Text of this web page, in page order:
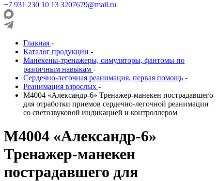
+7 931 230 10 13 3207679@mail.ru
Главная -
Каталог продукции -
Манекены-тренажеры, симуляторы, фантомы по
различным навыкам -
Сердечно-легочная реанимация, первая помощь -
Реанимация взрослых -
М4004 «Александр-6» Тренажер-манекен пострадавшего
для отработки приемов сердечно-легочной реанимации
со светозвуковой индикацией и контроллером
М4004 «Александр-6»
Тренажер-манекен
пострадавшего для